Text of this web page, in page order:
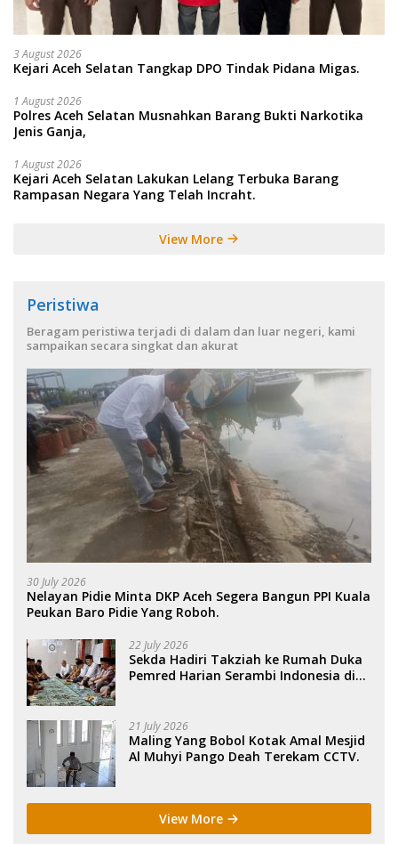
3 August 2026
Kejari Aceh Selatan Tangkap DPO Tindak Pidana Migas.
1 August 2026
Polres Aceh Selatan Musnahkan Barang Bukti Narkotika
Jenis Ganja,
1 August 2026
Kejari Aceh Selatan Lakukan Lelang Terbuka Barang
Rampasan Negara Yang Telah Incraht.
View More
Peristiwa
Beragam peristiwa terjadi di dalam dan luar negeri, kami
sampaikan secara singkat dan akurat
30 July 2026
Nelayan Pidie Minta DKP Aceh Segera Bangun PPI Kuala
Peukan Baro Pidie Yang Roboh.
22 July 2026
Sekda Hadiri Takziah ke Rumah Duka
Pemred Harian Serambi Indonesia di
21 July 2026
Maling Yang Bobol Kotak Amal Mesjid
Al Muhyi Pango Deah Terekam CCTV.
View More